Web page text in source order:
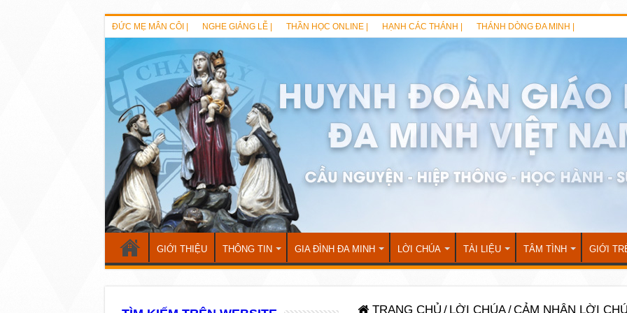
ĐỨC MẸ MÂN CÔI | NGHE GIẢNG LỄ | THẦN HỌC ONLINE | HẠNH CÁC THÁNH | THÁNH DÒNG ĐA MINH |
GIỚI THIỆU THÔNG TIN GIA ĐÌNH ĐA MINH LỜI CHÚA TÀI LIỆU TÂM TÌNH GIỚI
TRANG CHỦ / LỜI CHÚA/CẢM NHẬN LỜI